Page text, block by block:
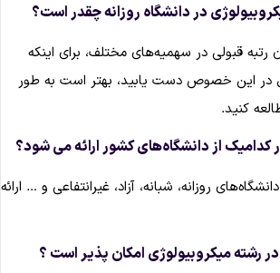
در دانشگاه روزانه چقدر است؟
قبولی در سهمیه‌های مختلف، برای اینکه
در این خصوص دست یابید، بهتر است به طور
کنید.
کدامیک از دانشگاه‌های کشور ارائه می شود؟
روزانه، شبانه، آزاد، غیرانتفاعی و … ارائه
رشته‌ میکروبیولوژی امکان پذیر است ؟